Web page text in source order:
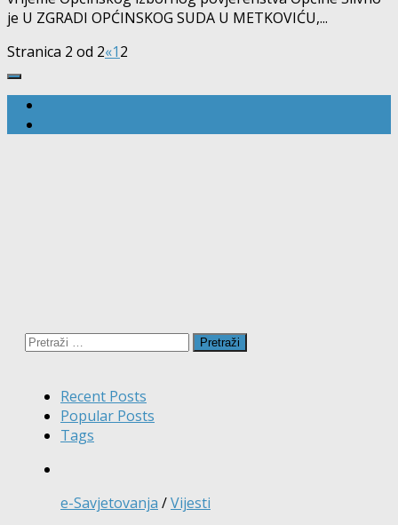
je U ZGRADI OPĆINSKOG SUDA U METKOVIĆU,...
Stranica 2 od 2«12
Pretraži:
Recent Posts
Popular Posts
Tags
e-Savjetovanja /Vijesti